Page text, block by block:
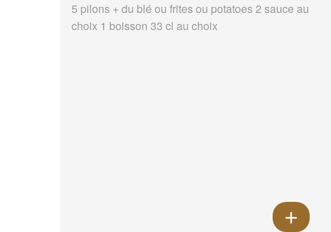
5 pilons + du blé ou frites ou potatoes 2 sauce au
choix 1 boisson 33 cl au choix